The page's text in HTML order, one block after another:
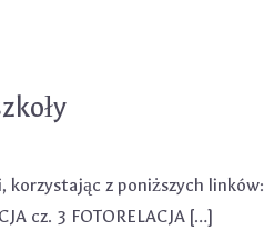
korzystając z poniższych linków:
cz. 3 FOTORELACJA […]